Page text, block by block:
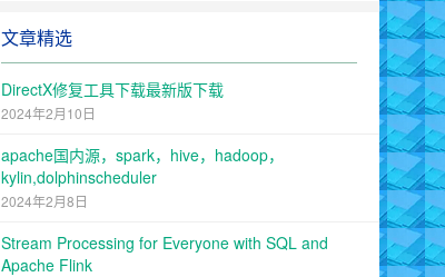
文章精选
DirectX修复工具下载最新版下载
2024年2月10日
apache国内源，spark，hive，hadoop，
kylin,dolphinscheduler
2024年2月8日
Stream Processing for Everyone with SQL and
Apache Flink